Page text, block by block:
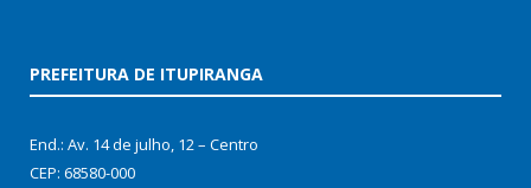
PREFEITURA DE ITUPIRANGA
End.: Av. 14 de julho, 12 – Centro
CEP: 68580-000